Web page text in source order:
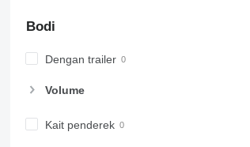
Bodi
Dengan trailer
Volume
Kait penderek